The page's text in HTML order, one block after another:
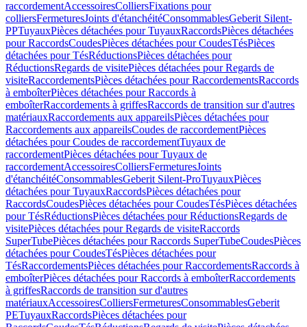
raccordementAccessoiresColliersFixations pour
colliersFermeturesJoints d'étanchéitéConsommablesGeberit Silent-
PPTuyauxPièces détachées pour TuyauxRaccordsPièces détachées
pour RaccordsCoudesPièces détachées pour CoudesTésPièces
détachées pour TésRéductionsPièces détachées pour
RéductionsRegards de visitePièces détachées pour Regards de
visiteRaccordementsPièces détachées pour RaccordementsRaccords
à emboîterPièces détachées pour Raccords à
emboîterRaccordements à griffesRaccords de transition sur d'autres
matériauxRaccordements aux appareilsPièces détachées pour
Raccordements aux appareilsCoudes de raccordementPièces
détachées pour Coudes de raccordementTuyaux de
raccordementPièces détachées pour Tuyaux de
raccordementAccessoiresColliersFermeturesJoints
d'étanchéitéConsommablesGeberit Silent-ProTuyauxPièces
détachées pour TuyauxRaccordsPièces détachées pour
RaccordsCoudesPièces détachées pour CoudesTésPièces détachées
pour TésRéductionsPièces détachées pour RéductionsRegards de
visitePièces détachées pour Regards de visiteRaccords
SuperTubePièces détachées pour Raccords SuperTubeCoudesPièces
détachées pour CoudesTésPièces détachées pour
TésRaccordementsPièces détachées pour RaccordementsRaccords à
emboîterPièces détachées pour Raccords à emboîterRaccordements
à griffesRaccords de transition sur d'autres
matériauxAccessoiresColliersFermeturesConsommablesGeberit
PETuyauxRaccordsPièces détachées pour